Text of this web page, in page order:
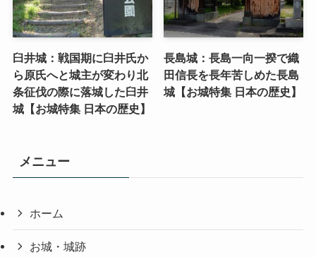
臼井城：戦国期に臼井氏か
ら原氏へと城主が変わり北
条征伐の際に落城した臼井
城【お城特集 日本の歴史】
長島城：長島一向一揆で織
田信長を長年苦しめた長島
城【お城特集 日本の歴史】
メニュー
ホーム
お城・城跡